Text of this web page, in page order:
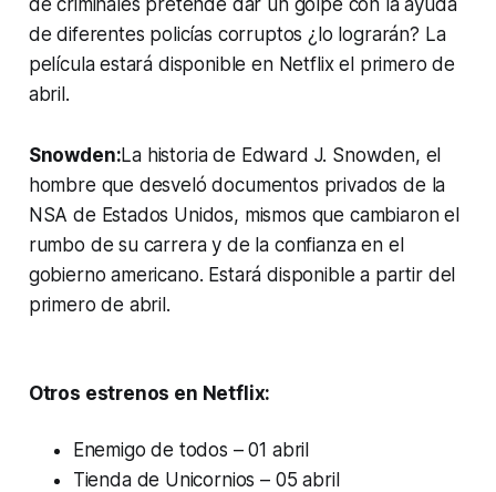
de diferentes policías corruptos ¿lo lograrán? La
película estará disponible en Netflix el primero de
abril.
Snowden:La historia de Edward J. Snowden, el
hombre que desveló documentos privados de la
NSA de Estados Unidos, mismos que cambiaron el
rumbo de su carrera y de la confianza en el
gobierno americano. Estará disponible a partir del
primero de abril.
Otros estrenos en Netflix:
Enemigo de todos – 01 abril
Tienda de Unicornios – 05 abril